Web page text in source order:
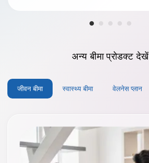
अन्यबीमा प्रोडक्टदेखें
जीवन बीमा स्वास्थ्य बीमा वेलनेस प्लान